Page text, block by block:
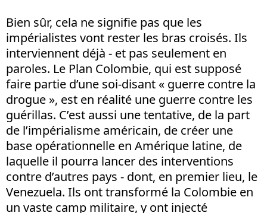
Bien sûr, cela ne signifie pas que les
impérialistes vont rester les bras croisés. Ils
interviennent déjà - et pas seulement en
paroles. Le Plan Colombie, qui est supposé
faire partie d’une soi-disant « guerre contre la
drogue », est en réalité une guerre contre les
guérillas. C’est aussi une tentative, de la part
de l’impérialisme américain, de créer une
base opérationnelle en Amérique latine, de
laquelle il pourra lancer des interventions
contre d’autres pays - dont, en premier lieu, le
Venezuela. Ils ont transformé la Colombie en
un vaste camp militaire, y ont injecté